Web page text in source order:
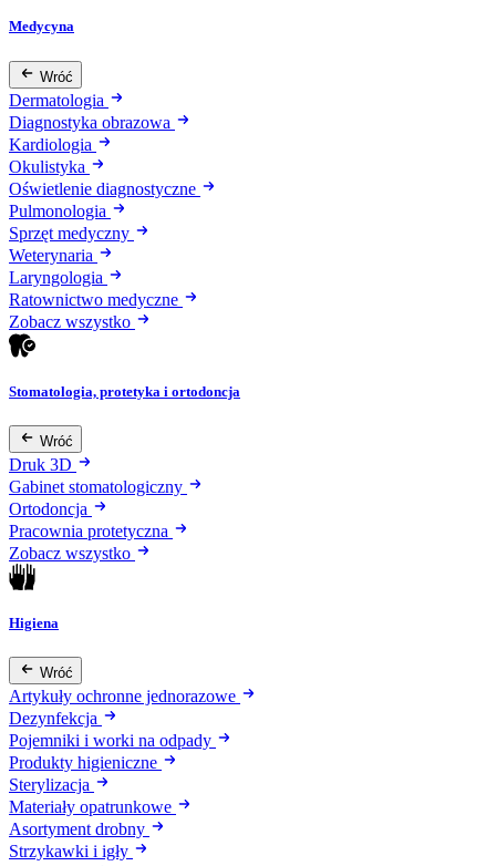
Medycyna
Wróć
Dermatologia
Diagnostyka obrazowa
Kardiologia
Okulistyka
Oświetlenie diagnostyczne
Pulmonologia
Sprzęt medyczny
Weterynaria
Laryngologia
Ratownictwo medyczne
Zobacz wszystko
Stomatologia, protetyka i ortodoncja
Wróć
Druk 3D
Gabinet stomatologiczny
Ortodoncja
Pracownia protetyczna
Zobacz wszystko
Higiena
Wróć
Artykuły ochronne jednorazowe
Dezynfekcja
Pojemniki i worki na odpady
Produkty higieniczne
Sterylizacja
Materiały opatrunkowe
Asortyment drobny
Strzykawki i igły